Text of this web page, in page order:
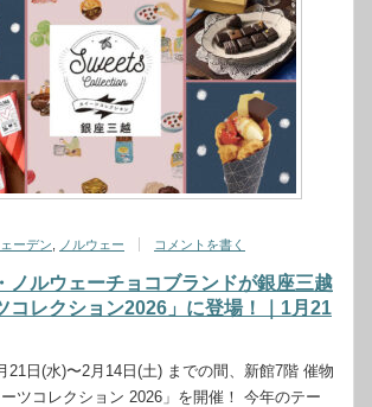
ーデン ノルウェー コメントを書く
ノルウェーチョコブランドが銀座三越
コレクション2026」に登場！｜1月21
21日(水)〜2月14日(土) までの間、新館7階 催物
ツコレクション 2026」を開催！ 今年のテー